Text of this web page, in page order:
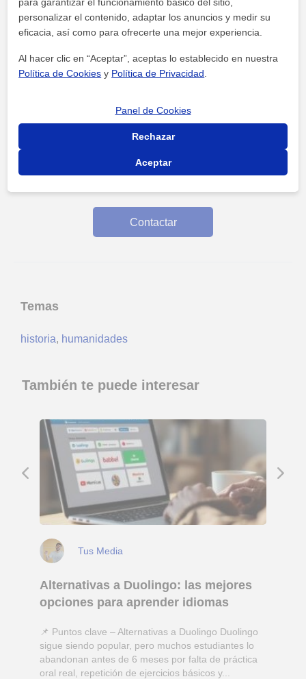
Escrito por
Carlos Álvarez
Fernández
Historia contemporánea. Doctorando.
todos los cursos
universidad
Contactar
Temas
historia, humanidades
También te puede interesar
Tus Media
Alternativas a Duolingo: las mejores
opciones para aprender idiomas
📌 Puntos clave – Alternativas a Duolingo Duolingo
sigue siendo popular, pero muchos estudiantes lo
abandonan antes de 6 meses por falta de práctica
oral real, repetición de ejercicios básicos y...
personalizar el contenido, adaptar los anuncios y medir su
eficacia, así como para ofrecerte una mejor experiencia.
Al hacer clic en “Aceptar”, aceptas lo establecido en nuestra
Política de Cookies y Política de Privacidad
Panel de Cookies
Rechazar
Aceptar